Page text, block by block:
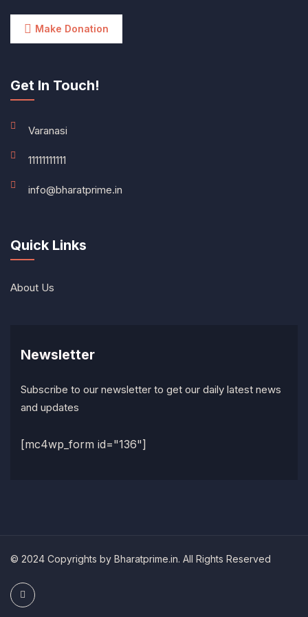
Make Donation
Get In Touch!
Varanasi
11111111111
info@bharatprime.in
Quick Links
About Us
Newsletter
Subscribe to our newsletter to get our daily latest news
and updates
[mc4wp_form id="136"]
© 2024 Copyrights by Bharatprime.in. All Rights Reserved